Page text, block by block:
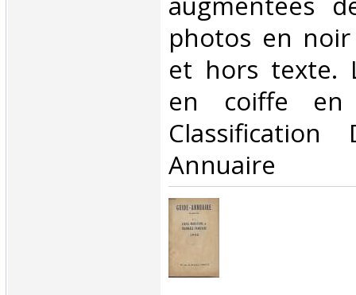
photos en
et hors texte.
en coiffe
Annuaire‎